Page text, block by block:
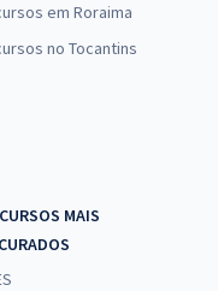
em Roraima
no Tocantins
MAIS